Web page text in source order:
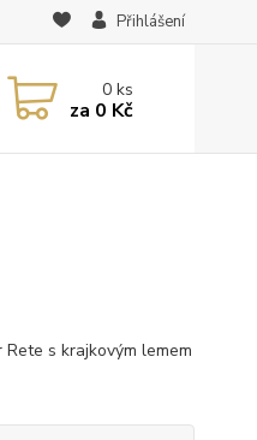
Přihlášení
0ks
za 0 Kč
s krajkovým lemem